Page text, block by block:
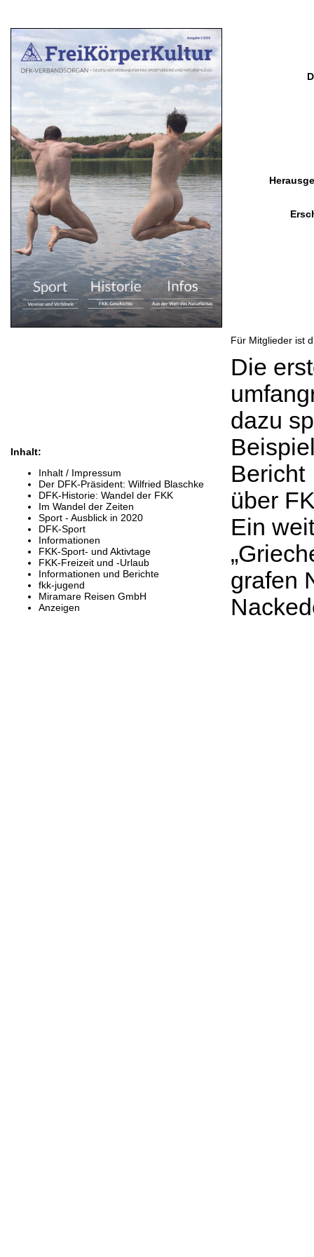
Für Mitglieder ist
Inhalt:
Inhalt / Impressum
Der DFK-Präsident: Wilfried Blaschke
DFK-Historie: Wandel der FKK
Im Wandel der Zeiten
Sport - Ausblick in 2020
DFK-Sport
Informationen
FKK-Sport- und Aktivtage
FKK-Freizeit und -Urlaub
Informationen und Berichte
fkk-jugend
Miramare Reisen GmbH
Anzeigen
Die
dazu
Bericht
über
Ein
grafen